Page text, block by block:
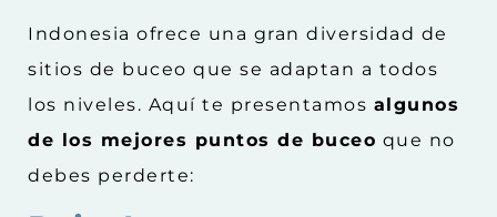
Indonesia ofrece una gran diversidad de
sitios de buceo que se adaptan a todos
los niveles. Aquí te presentamos algunos
de los mejores puntos de buceo que no
debes perderte: